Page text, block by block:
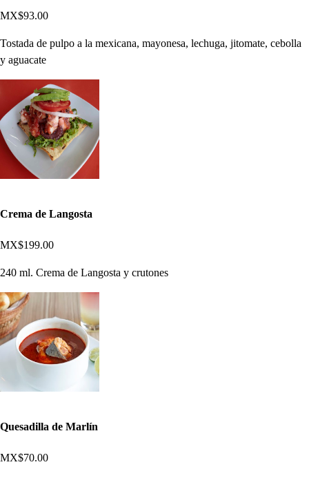
MX$93.00
Tostada de pulpo a la mexicana, mayonesa, lechuga, jitomate, cebolla
y aguacate
Crema de Langosta
MX$199.00
240 ml. Crema de Langosta y crutones
Quesadilla de Marlín
MX$70.00